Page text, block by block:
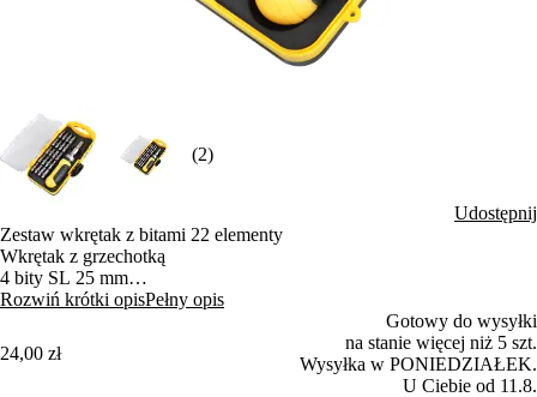
(2)
Udostępnij
Zestaw wkrętak z bitami 22 elementy
Wkrętak z grzechotką
4 bity SL 25 mm
4 bity PH Philips 25 mm
4 klucze imbusowe TORX 25 mm
4 klucze imbusowe HEX 25 mm
Rozwiń krótki opisPełny opis
24,00 zł
Gotowy do wysyłki
na stanie więcej niż 5 szt.
Wysyłka w PONIEDZIAŁEK.
U Ciebie od 11.8.